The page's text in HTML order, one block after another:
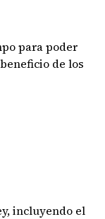
para poder
de los
incluyendo el